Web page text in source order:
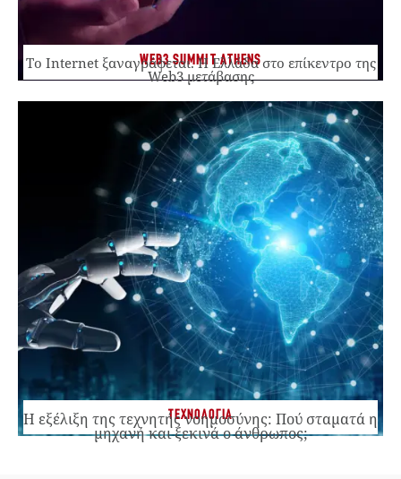
WEB3 SUMMIT ATHENS
Το Internet ξαναγράφεται. Η Ελλάδα στο επίκεντρο της
Web3 μετάβασης
ΤΕΧΝΟΛΟΓΙΑ
Η εξέλιξη της τεχνητής νοημοσύνης: Πού σταματά η
μηχανή και ξεκινά ο άνθρωπος;